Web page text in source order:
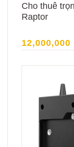
Cho thuê
Raptor
12,000,000